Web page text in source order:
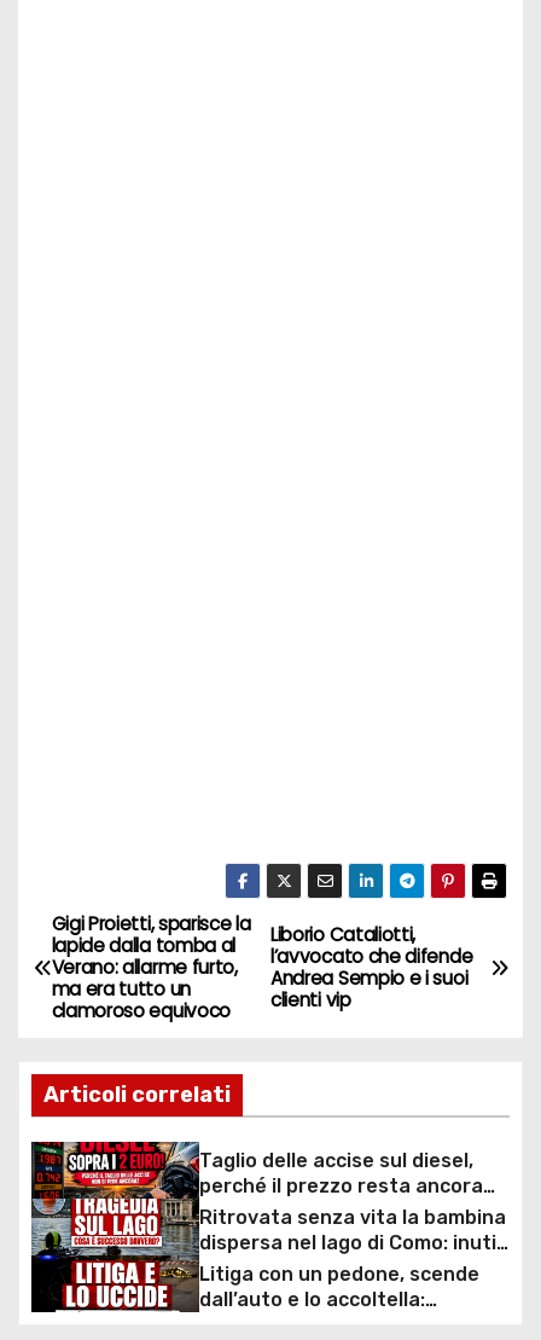
N
a
g
a
z
i
Liborio Cataliotti,
l’avvocato che difende
Andrea Sempio e i suoi
clienti vip
Gigi Proietti, sparisce la
lapide dalla tomba al
Verano: allarme furto,
ma era tutto un
clamoroso equivoco
Articoli correlati
Taglio delle accise sul diesel,
perché il prezzo resta ancora
sopra i 2 euro nonostante lo
sconto deciso dal Governo
Ritrovata senza vita la bambina
dispersa nel lago di Como: inutili
ore di ricerche dei
sommozzatori
Litiga con un pedone, scende
dall’auto e lo accoltella: